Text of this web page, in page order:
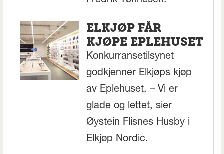
ELKJØP FÅR
KJØPE EPLEHUSET
Konkurransetilsynet
godkjenner Elkjøps kjøp
av Eplehuset. – Vi er
glade og lettet, sier
Øystein Flisnes Husby i
Elkjøp Nordic.